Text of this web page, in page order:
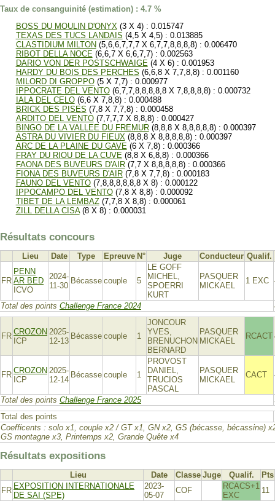
Taux de consanguinité (estimation) : 4.7 %
BOSS DU MOULIN D'ONYX (3 X 4) : 0.015747
TEXAS DES TUCS LANDAIS (4,5 X 4,5) : 0.013885
CLASTIDIUM MILTON(5,6,6,7,7,7 X 6,7,7,8,8,8,8) : 0.006470
RIBOT DELLA NOCE (6,6,7 X 6,6,7,7) : 0.002563
DARIO VON DER POSTSCHWAIGE (4 X 6) : 0.001953
HARDY DU BOIS DES PERCHES (6,6,8 X 7,7,8,8) : 0.001160
MILORD DI GROPPO(5 X 7,7) : 0.000977
IPPOCRATE DEL VENTO(6,7,7,8,8,8,8,8 X 7,8,8,8,8) : 0.000732
IALA DEL CELO(6,6 X 7,8,8) : 0.000488
BRICK DES PISES (7,8 X 7,7,8) : 0.000458
ARDITO DEL VENTO(7,7,7,7 X 8,8,8) : 0.000427
BINGO DE LA VALLEE DU FREMUR(8,8,8 X 8,8,8,8,8) : 0.000397
ASTRA DU VIVIER DU FIEUX (8,8,8 X 8,8,8,8,8) : 0.000397
ARC DE LA PLAINE DU GAVE (6 X 7,8) : 0.000366
FRAY DU RIOU DE LA CUVE (8,8 X 6,8,8) : 0.000366
FAONA DES BUVEURS D'AIR(7,7 X 8,8,8,8,8) : 0.000366
FIONA DES BUVEURS D'AIR(7,8 X 7,7,8) : 0.000183
FAUNO DEL VENTO(7,8,8,8,8,8,8 X 8) : 0.000122
IPPOCAMPO DEL VENTO(7,8 X 8,8) : 0.000092
TIBET DE LA LEMBAZ(7,7,8 X 8,8) : 0.000061
ZILL DELLA CISA(8 X 8) : 0.000031
Résultats concours
Lieu Date Type Epreuve N° Juge Conducteur Qualif.
FR
PENN
AR BED
ICVO
2024-
11-30
Bécasse couple 5
LE GOFF
MICHEL,
SPOERRI
KURT
PASQUER
MICKAEL
1 EXC
Total des points Challenge France 2024
FR CROZON
ICP
2025-
12-13
Bécasse couple 1
JONCOUR
YVES,
BRENUCHON
BERNARD
PASQUER
MICKAEL
RCACT
FR CROZON
ICP
2025-
12-14
Bécasse couple 1
PROVOST
DANIEL,
TRUCIOS
PASCAL
PASQUER
MICKAEL
CACT
Total des points Challenge France 2025
Total des points
Coefficents : solo x1, couple x2 / GT x1, GN x2, GS (bécasse, bécassine)
GS montagne x3, Printemps x2, Grande Quête x4
Résultats expositions
Lieu Date Classe Juge Qualif.
Pts
FR EXPOSITION INTERNATIONALE
DE SAI (SPE)
2023-
05-07
COF
RCACS+1
EXC
11